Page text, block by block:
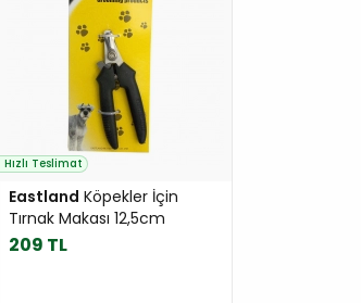
Hızlı Teslimat
Eastland Köpekler İçin
Tırnak Makası 12,5cm
209 TL